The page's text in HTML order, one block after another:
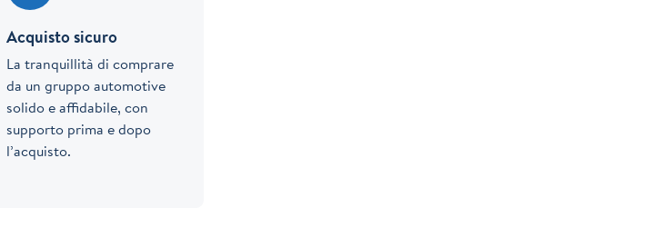
Acquisto sicuro
La tranquillità di comprare
da un gruppo automotive
solido e affidabile, con
supporto prima e dopo
l’acquisto.